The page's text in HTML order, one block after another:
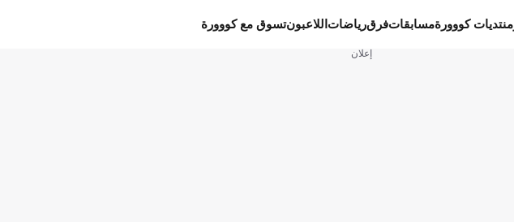
منتديات كووورةمسابقاتفرقرياضات اللاعبونتسوق مع كووورة
إعلان